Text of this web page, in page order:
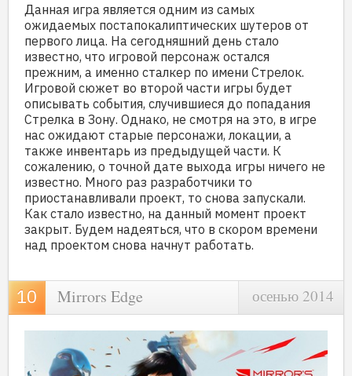
Данная игра является одним из самых
ожидаемых постапокалиптических шутеров от
первого лица. На сегодняшний день стало
известно, что игровой персонаж остался
прежним, а именно сталкер по имени Стрелок.
Игровой сюжет во второй части игры будет
описывать события, случившиеся до попадания
Стрелка в Зону. Однако, не смотря на это, в игре
нас ожидают старые персонажи, локации, а
также инвентарь из предыдущей части. К
сожалению, о точной дате выхода игры ничего не
известно. Много раз разработчики то
приостанавливали проект, то снова запускали.
Как стало известно, на данный момент проект
закрыт. Будем надеяться, что в скором времени
над проектом снова начнут работать.
Mirrors Edge осенью 2014